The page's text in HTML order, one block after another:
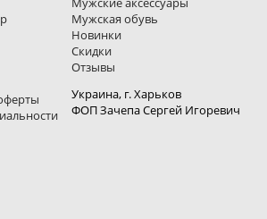
Мужская обувь
Новинки
Скидки
Отзывы
Украина, г. Харьков
ФОП Зачепа Сергей Игоревич